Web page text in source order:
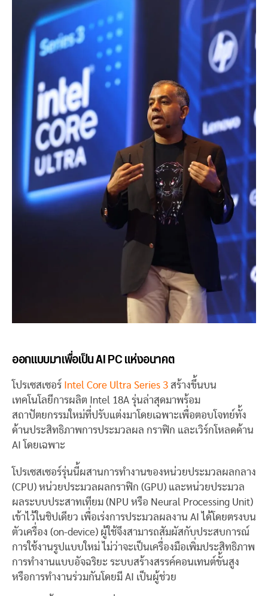
ออกแบบมาเพื่อเป็น AI PC แห่งอนาคต
โปรเซสเซอร์ Intel Core Ultra Series 3 สร้างขึ้นบน
เทคโนโลยีการผลิต Intel 18A รุ่นล่าสุดมาพร้อม
สถาปัตยกรรมใหม่ที่ปรับแต่งมาโดยเฉพาะเพื่อตอบโจทย์ทั้ง
ด้านประสิทธิภาพการประมวลผล กราฟิก และเวิร์กโหลดด้าน
AI โดยเฉพาะ
โปรเซสเซอร์รุ่นนี้ผสานการทำงานของหน่วยประมวลผลกลาง
(CPU) หน่วยประมวลผลกราฟิก (GPU) และหน่วยประมวล
ผลระบบประสาทเทียม (NPU หรือ Neural Processing Unit)
เข้าไว้ในชิปเดียว เพื่อเร่งการประมวลผลงาน AI ได้โดยตรงบน
ตัวเครื่อง (on-device) ผู้ใช้จึงสามารถสัมผัสกับประสบการณ์
การใช้งานรูปแบบใหม่ ไม่ว่าจะเป็นเครื่องมือเพิ่มประสิทธิภาพ
การทำงานแบบอัจฉริยะ ระบบสร้างสรรค์คอนเทนต์ขั้นสูง
หรือการทำงานร่วมกันโดยมี AI เป็นผู้ช่วย